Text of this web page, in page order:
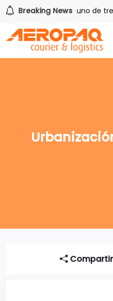
Breaking News
PAQ! Gana uno de tres